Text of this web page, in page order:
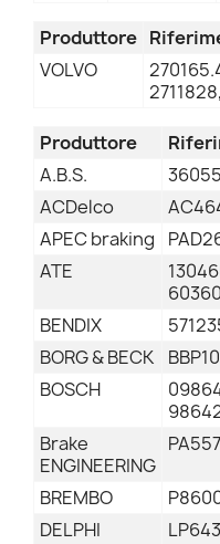
Produttore
VOLVO
Produttore
A.B.S.
ACDelco
APEC braking
ATE
BENDIX
BORG & BECK
BOSCH
Brake
ENGINEERING
PA557
BREMBO
DELPHI